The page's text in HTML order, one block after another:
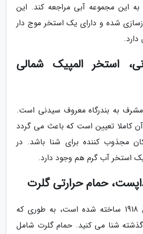
این مجموعه آبی مراجعه کند. این
شده و دارای یک استخر موج دار
استخر المپیک شمالی
به بندرگاه معروف سیدنی است.
کاملا تعیین است که باعث می گردد
مجذوب کننده برای شنا باشد. در
استخر آب گرم هم وجود دارد.
حمام حرارتی گلرت
حمام گلرت در سال 1918 ساخته شده است، به طوری که
شنا می کنید. حمام گلرت شامل